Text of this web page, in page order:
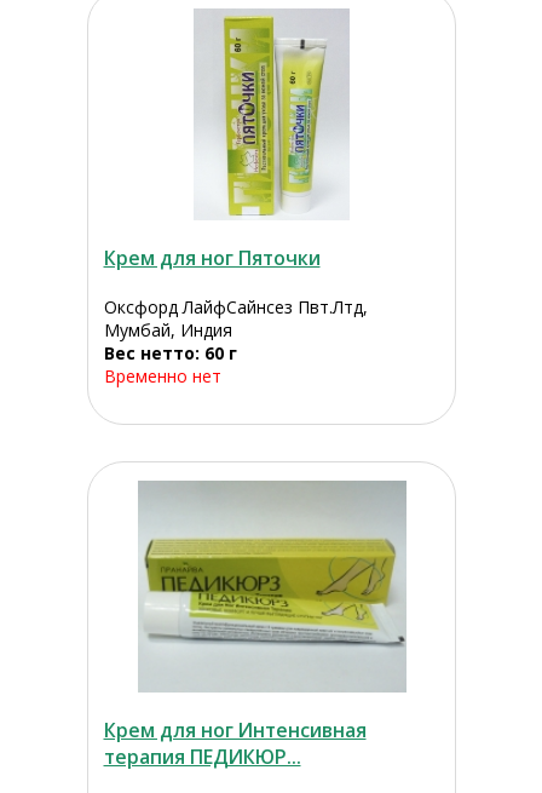
Крем для ног Пяточки
Оксфорд ЛайфСайнсез Пвт.Лтд,
Мумбай, Индия
Вес нетто: 60 г
Временно нет
Крем для ног Интенсивная
терапия ПЕДИКЮР...